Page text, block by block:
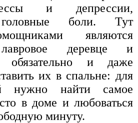
и депрессии,
головные боли. Тут
являются
деревце и
обязательно и даже
их в спальне: для
нужно найти самое
в доме и любоваться
минуту.